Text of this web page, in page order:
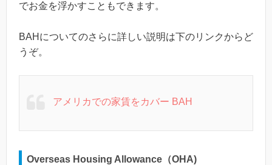
でお金を浮かすこともできます。
BAHについてのさらに詳しい説明は下のリンクからど
うぞ。
アメリカでの家賃をカバー BAH
Overseas Housing Allowance（OHA)